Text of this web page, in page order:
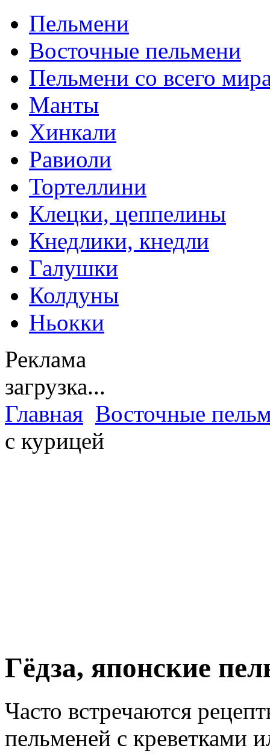
Пельмени
Восточные пельмени
Пельмени со всего
Манты
Хинкали
Равиоли
Тортеллини
Клецки, цеппелины
Кнедлики, кнедли
Галушки
Колдуны
Ньокки
Реклама
загрузка...
Главная Восточные
с курицей
Гёдза, японские
Часто встречаются
пельменей с креветками